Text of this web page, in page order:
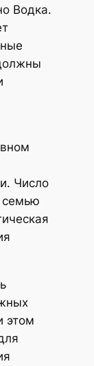
Водка.
Число
семью
этом